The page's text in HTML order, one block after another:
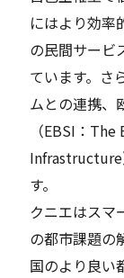
にはより効率
の民間サービ
ています。さ
ムとの連携、
（EBSI：
Infrastructure
す。
クニエはスマ
の都市課題の
国のより良い